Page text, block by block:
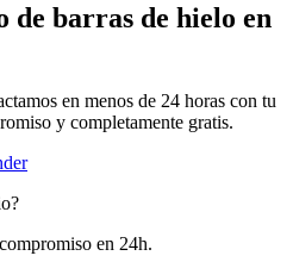
de barras de hielo en
en menos de 24 horas con tu
y completamente gratis.
en 24h.